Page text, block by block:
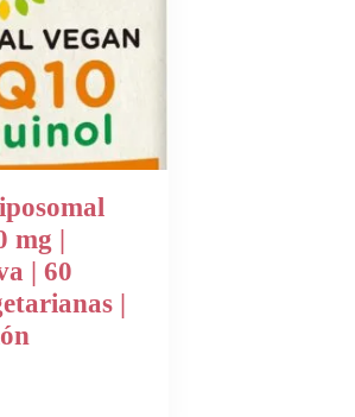
mg |
| 60
|